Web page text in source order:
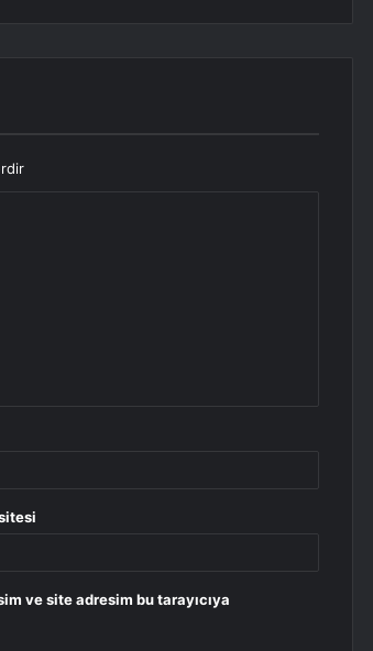
ve site adresim bu tarayıcıya